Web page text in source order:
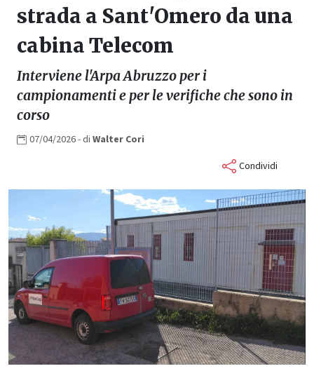
strada a Sant'Omero da una
cabina Telecom
Interviene l'Arpa Abruzzo per i
campionamenti e per le verifiche che sono in
corso
07/04/2026- di Walter Cori
Condividi